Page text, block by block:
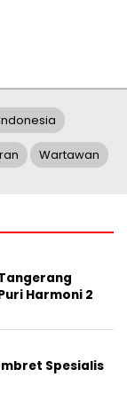
Wartawan
Harmoni 2
Spesialis